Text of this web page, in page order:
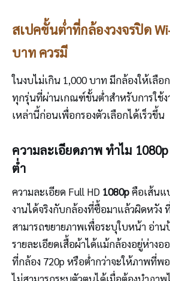
สเปคขั้นต่ำที่กล้องวงจรปิด
บาท ควรมี
ในงบไม่เกิน 1,000 บาท มีกล้องให้เลื
ทุกรุ่นที่ผ่านเกณฑ์ขั้นต่ำสำหรับการใช้ง
เหล่านี้ก่อนเพื่อกรองตัวเลือกได้เร็วขึ้น
ความละเอียดภาพ ทำไม
ต่ำ
ความละเอียด Full HD 1080pคือเส้นแ
งานได้จริงกับกล้องที่ซื้อมาแล้วผิดหวัง
สามารถขยายภาพเพื่อระบุใบหน้า อ่า
รายละเอียดเสื้อผ้าได้แม้กล้องอยู่ห่าง
ที่กล้อง 720p หรือต่ำกว่าจะให้ภาพที่พ